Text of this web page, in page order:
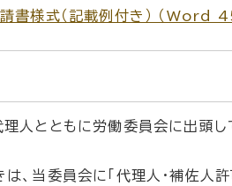
書様式（記載例付き） （Word
人とともに労働委員会に出頭し
、当委員会に「代理人・補佐人